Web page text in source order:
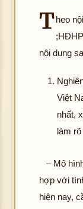
Theo
nội dung
Việt
nhất,
làm
– Mô
hợp với
hiện nay,